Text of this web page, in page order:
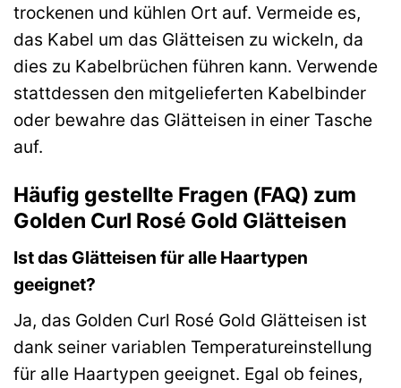
trockenen und kühlen Ort auf. Vermeide es,
das Kabel um das Glätteisen zu wickeln, da
dies zu Kabelbrüchen führen kann. Verwende
stattdessen den mitgelieferten Kabelbinder
oder bewahre das Glätteisen in einer Tasche
auf.
Häufig gestellte Fragen (FAQ) zum
Golden Curl Rosé Gold Glätteisen
Ist das Glätteisen für alle Haartypen
geeignet?
Ja, das Golden Curl Rosé Gold Glätteisen ist
dank seiner variablen Temperatureinstellung
für alle Haartypen geeignet. Egal ob feines,